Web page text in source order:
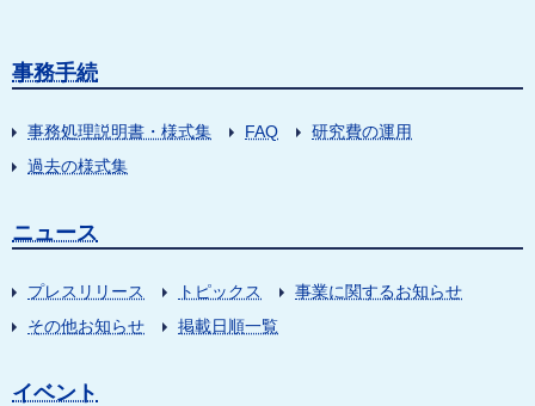
事務手続
事務処理説明書・様式集 FAQ
研究費の運用
過去の様式集
ニュース
プレスリリース トピックス
事業に関するお知らせ
その他お知らせ
掲載日順一覧
イベント